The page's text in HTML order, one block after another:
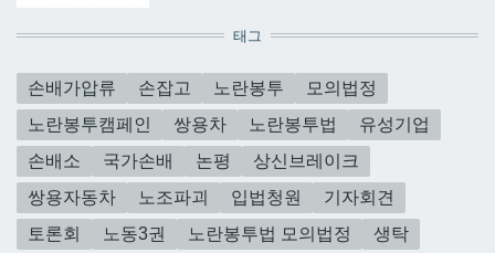
태그
손배가압류 손잡고 노란봉투
모의법정
노란봉투캠페인
쌍용차 노란봉투법
유성기업
손배소
국가손배 논평
상신브레이크
쌍용자동차
노조파괴 입법청원
기자회견
토론회
노동3권 노란봉투법 모의법정 생탁